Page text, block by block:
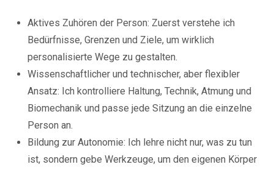
Aktives Zuhören der Person: Zuerst verstehe ich
Bedürfnisse, Grenzen und Ziele, um wirklich
personalisierte Wege zu gestalten.
Wissenschaftlicher und technischer, aber flexibler
Ansatz: Ich kontrolliere Haltung, Technik, Atmung und
Biomechanik und passe jede Sitzung an die einzelne
Person an.
Bildung zur Autonomie: Ich lehre nicht nur, was zu tun
ist, sondern gebe Werkzeuge, um den eigenen Körper